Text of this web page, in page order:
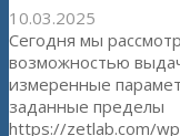
10.03.2025
Сегодня мы
возможностью
измеренные
заданные пределы
https://zetlab.com/